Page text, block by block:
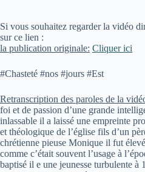
Si vous souhaitez regarder la vidéo
sur ce lien :
la publication originale: Cliquer ici
#Chasteté #nos #jours #Est
Retranscription des paroles de la
foi et de passion d’une grande
inlassable il a laissé une empreinte
et théologique de l’église fils d’un
chrétienne pieuse Monique il fut
comme c’était souvent l’usage à
baptisé il e une jeunesse turbulente à